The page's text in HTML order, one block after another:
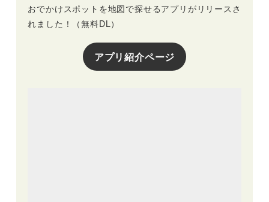
おでかけスポットを地図で探せるアプリがリリースさ
れました！（無料DL）
アプリ紹介ページ